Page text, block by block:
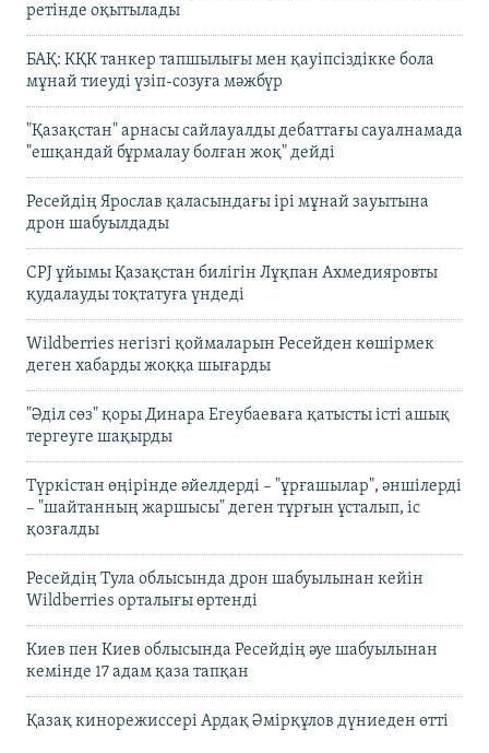
ретінде оқытылады
БАҚ: КҚК танкер тапшылығы мен қауіпсіздікке бола
мұнай тиеуді үзіп-созуға мәжбүр
"Қазақстан" арнасы сайлауалды дебаттағы сауалнамада
"ешқандай бұрмалау болған жоқ" дейді
Ресейдің Ярослав қаласындағы ірі мұнай зауытына
дрон шабуылдады
CPJ ұйымы Қазақстан билігін Лұқпан Ахмедияровты
қудалауды тоқтатуға үндеді
Wildberries негізгі қоймаларын Ресейден көшірмек
деген хабарды жоққа шығарды
"Әділ сөз" қоры Динара Егеубаеваға қатысты істі ашық
тергеуге шақырды
Түркістан өңірінде әйелдерді – "ұрғашылар", әншілерді
– "шайтанның жаршысы" деген тұрғын ұсталып, іс
қозғалды
Ресейдің Тула облысында дрон шабуылынан кейін
Wildberries орталығы өртенді
Киев пен Киев облысында Ресейдің әуе шабуылынан
кемінде 17 адам қаза тапқан
Қазақ кинорежиссері Ардақ Әмірқұлов дүниеден өтті